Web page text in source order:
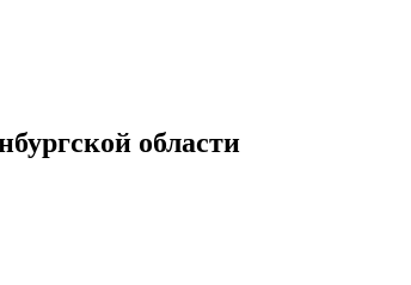
области